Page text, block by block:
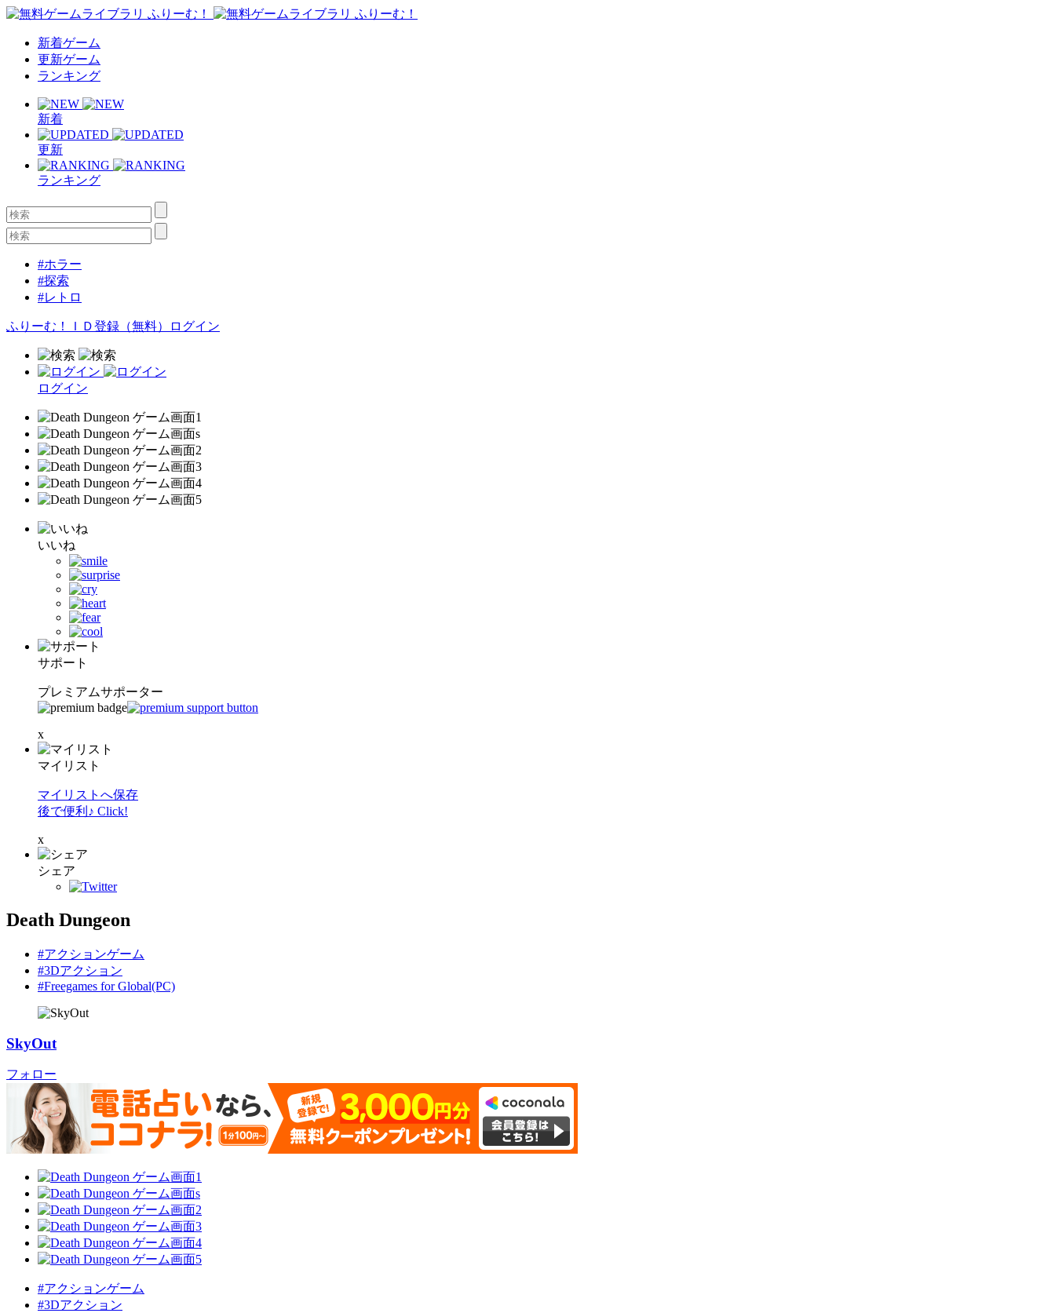
新着ゲーム
更新ゲーム
ランキング
新着
更新
ランキング
#ホラー
#探索
#レトロ
ふりーむ！ＩＤ登録（無料） ログイン
ログイン
いいね
サポート
プレミアムサポーター
x
マイリスト
マイリストへ保存
後で便利♪ Click!
x
シェア
Death Dungeon
#アクションゲーム
#3Dアクション
#Freegames for Global(PC)
SkyOut
フォロー
#アクションゲーム
#3Dアクション